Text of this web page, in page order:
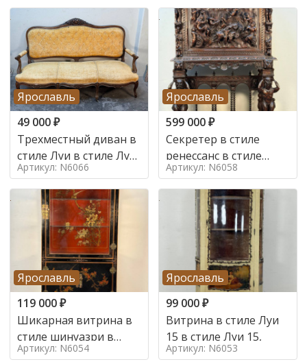
Ярославль
49 000₽
Трехместный диван в
стиле Луи в стиле Луи
16,
Артикул: N6066
Ярославль
599 000₽
Секретер в стиле
ренессанс в стиле
ренессанс, 19 век
Артикул: N6058
Ярославль
119 000₽
Шикарная витрина в
стиле шинуазри в
стиле шинуазри,
Артикул: N6054
Ярославль
99 000₽
Витрина в стиле Луи
15 в стиле Луи 15,
Артикул: N6053